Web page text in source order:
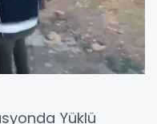
Yüklü